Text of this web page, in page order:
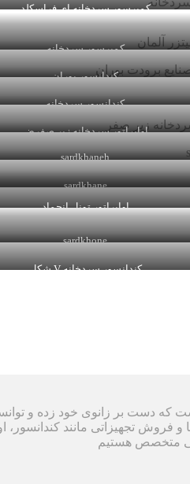
کمپرسور سردخانه ای فراسکلد
کمپرسور سردخانه
کندانسور بوران
کندانسور سردخانه
اواپراتور سردخانه زیر صفرض
sardkhaneh
sardkhane
اواپراتور تونل انجماد
sardkhone
کندانسور سردخانه V شکل
است و داستان جوانانی است که دست بر
تجهیزاتی مانند کندانسور،
متخصص هستیم